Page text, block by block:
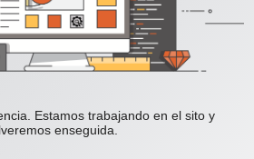
Estamos trabajando en el sito y
enseguida.